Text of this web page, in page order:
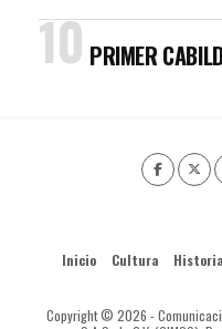
PRIMER
Inicio Cultura Historia
Copyright © 2026 -